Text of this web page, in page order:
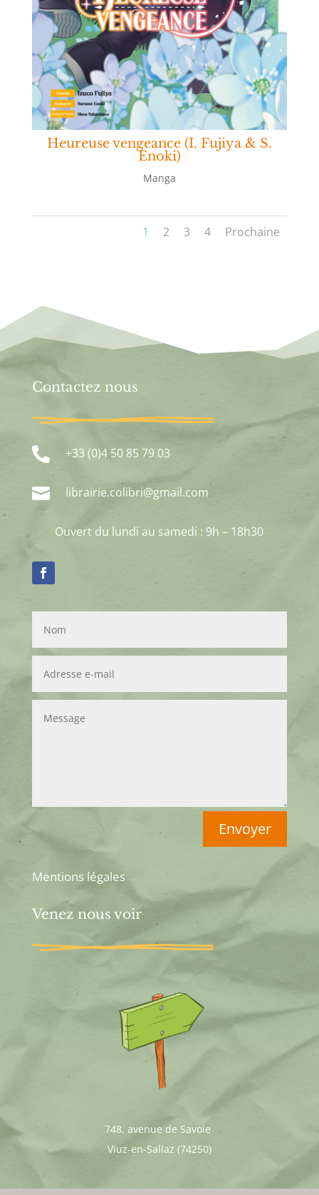
Heureuse vengeance (I. Fujiya & S.
Enoki)
Manga
1 2 3 4 Prochaine
Contactez nous
 +33 (0)4 50 85 79 03
 librairie.colibri@gmail.com
Ouvert du lundi au samedi : 9h – 18h30
Envoyer
Mentions légales
Venez nous voir
748, avenue de Savoie
Viuz-en-Sallaz (74250)